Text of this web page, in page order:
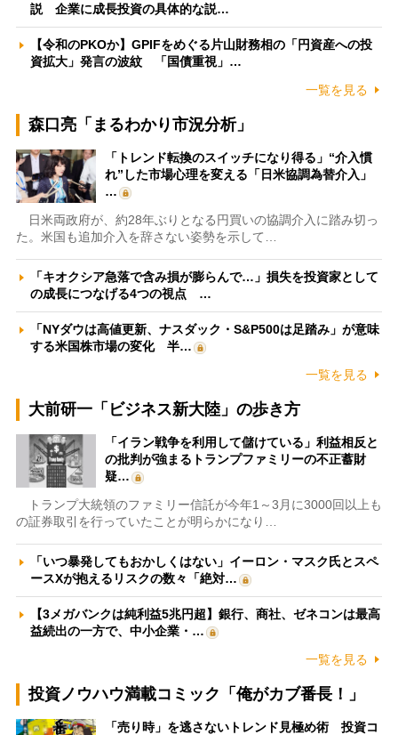
説 企業に成長投資の具体的な説…
【令和のPKOか】GPIFをめぐる片山財務相の「円資産への投
資拡大」発言の波紋 「国債重視」…
一覧を見る
森口亮「まるわかり市況分析」
「トレンド転換のスイッチになり得る」“介入慣
れ”した市場心理を変える「日米協調為替介入」
…
日米両政府が、約28年ぶりとなる円買いの協調介入に踏み切っ
た。米国も追加介入を辞さない姿勢を示して…
「キオクシア急落で含み損が膨らんで…」損失を投資家として
の成長につなげる4つの視点 …
「NYダウは高値更新、ナスダック・S&P500は足踏み」が意味
する米国株市場の変化 半…
一覧を見る
大前研一「ビジネス新大陸」の歩き方
「イラン戦争を利用して儲けている」利益相反と
の批判が強まるトランプファミリーの不正蓄財
疑…
トランプ大統領のファミリー信託が今年1～3月に3000回以上も
の証券取引を行っていたことが明らかになり…
「いつ暴発してもおかしくはない」イーロン・マスク氏とスペ
ースXが抱えるリスクの数々「絶対…
【3メガバンクは純利益5兆円超】銀行、商社、ゼネコンは最高
益続出の一方で、中小企業・…
一覧を見る
投資ノウハウ満載コミック「俺がカブ番長！」
「売り時」を逃さないトレンド見極め術 投資コ